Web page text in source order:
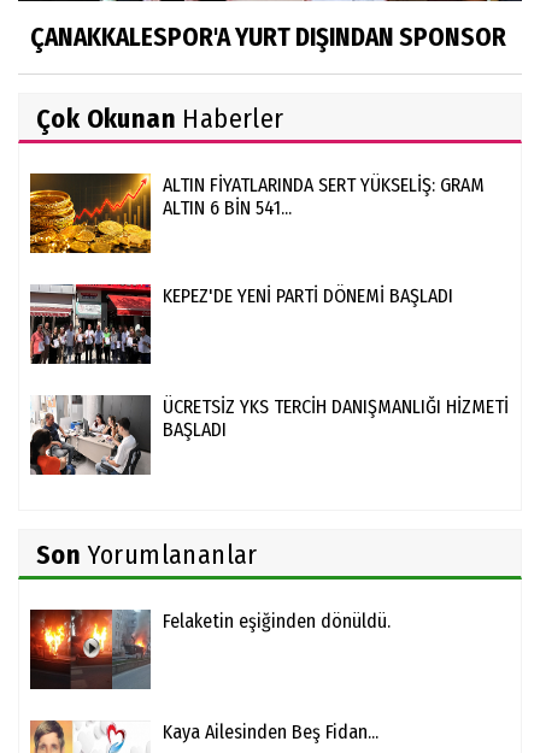
ÇANAKKALESPOR'A YURT DIŞINDAN SPONSOR
Çok Okunan Haberler
ALTIN FİYATLARINDA SERT YÜKSELİŞ: GRAM
ALTIN 6 BİN 541...
KEPEZ'DE YENİ PARTİ DÖNEMİ BAŞLADI
ÜCRETSİZ YKS TERCİH DANIŞMANLIĞI HİZMETİ
BAŞLADI
Son Yorumlananlar
Felaketin eşiğinden dönüldü.
Kaya Ailesinden Beş Fidan...